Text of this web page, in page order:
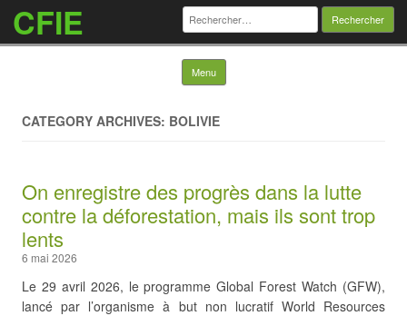
CFIE Rechercher :
Menu Skip to content
CATEGORY ARCHIVES: BOLIVIE
On enregistre des progrès dans la lutte
contre la déforestation, mais ils sont trop
lents
6 mai 2026
Le 29 avril 2026, le programme Global Forest Watch (GFW),
lancé par l’organisme à but non lucratif World Resources